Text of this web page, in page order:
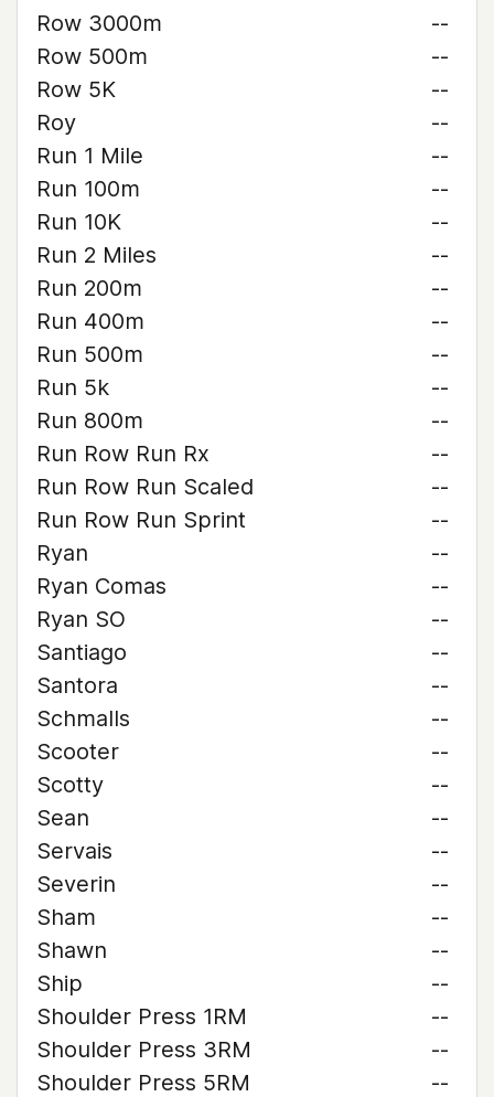
Row 3000m
--
Row 500m
--
Row 5K
--
Roy
--
Run 1 Mile
--
Run 100m
--
Run 10K
--
Run 2 Miles
--
Run 200m
--
Run 400m
--
Run 500m
--
Run 5k
--
Run 800m
--
Run Row Run Rx
--
Run Row Run Scaled
--
Run Row Run Sprint
--
Ryan
--
Ryan Comas
--
Ryan SO
--
Santiago
--
Santora
--
Schmalls
--
Scooter
--
Scotty
--
Sean
--
Servais
--
Severin
--
Sham
--
Shawn
--
Ship
--
Shoulder Press 1RM
--
Shoulder Press 3RM
--
Shoulder Press 5RM
--